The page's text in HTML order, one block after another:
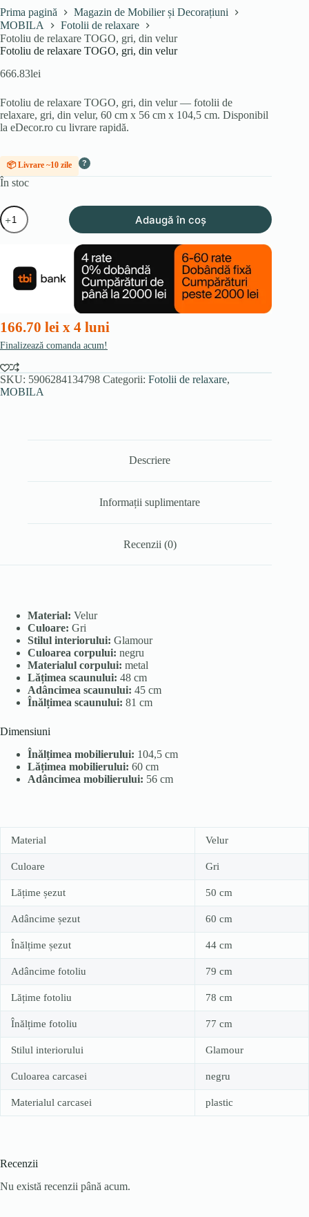
Prima pagină
Magazin de Mobilier și Decorațiuni
MOBILA
Fotolii de relaxare
Fotoliu de relaxare TOGO, gri, din velur
Fotoliu de relaxare TOGO, gri, din velur
666.83lei
Fotoliu de relaxare TOGO, gri, din velur — fotolii de
relaxare, gri, din velur, 60 cm x 56 cm x 104,5 cm. Disponibil
la eDecor.ro cu livrare rapidă.
📦 Livrare ~10 zile ?
În stoc
Cantitate
Fotoliu
de
gri,
velur
Adaugă în coș
166.70 lei x 4 luni
Finalizează comanda acum!
SKU: 5906284134798 Categorii: Fotolii de relaxare,
MOBILA
Descriere
Informații suplimentare
Recenzii (0)
Material: Velur
Culoare: Gri
Stilul interiorului: Glamour
Culoarea corpului: negru
Materialul corpului: metal
Lățimea scaunului: 48 cm
Adâncimea scaunului: 45 cm
Înălțimea scaunului: 81 cm
Dimensiuni
Înălțimea mobilierului: 104,5 cm
Lățimea mobilierului: 60 cm
Adâncimea mobilierului: 56 cm
Material Velur
Culoare Gri
Lățime șezut 50 cm
Adâncime șezut 60 cm
Înălțime șezut 44 cm
Adâncime fotoliu 79 cm
Lățime fotoliu 78 cm
Înălțime fotoliu 77 cm
Stilul interiorului Glamour
Culoarea carcasei negru
Materialul carcasei plastic
Recenzii
Nu există recenzii până acum.